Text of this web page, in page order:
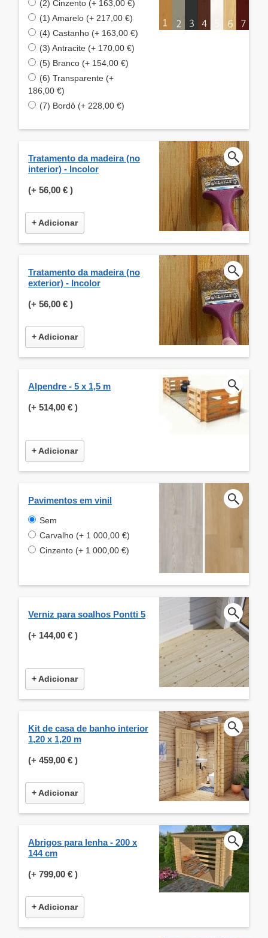
(2) Cinzento (+ 163,00 €)
(1) Amarelo (+ 217,00 €)
(4) Castanho (+ 163,00 €)
(3) Antracite (+ 170,00 €)
(5) Branco (+ 154,00 €)
(6) Transparente (+
186,00 €)
(7) Bordô (+ 228,00 €)
Tratamento da madeira (no
interior) - Incolor
(+ 56,00 € )
+ Adicionar
Tratamento da madeira (no
exterior) - Incolor
(+ 56,00 € )
+ Adicionar
Alpendre - 5 x 1,5 m
(+ 514,00 € )
+ Adicionar
Pavimentos em vinil
Sem
Carvalho (+ 1 000,00 €)
Cinzento (+ 1 000,00 €)
Verniz para soalhos Pontti 5
(+ 144,00 € )
+ Adicionar
Kit de casa de banho interior
1,20 x 1,20 m
(+ 459,00 € )
+ Adicionar
Abrigos para lenha - 200 x
144 cm
(+ 799,00 € )
+ Adicionar